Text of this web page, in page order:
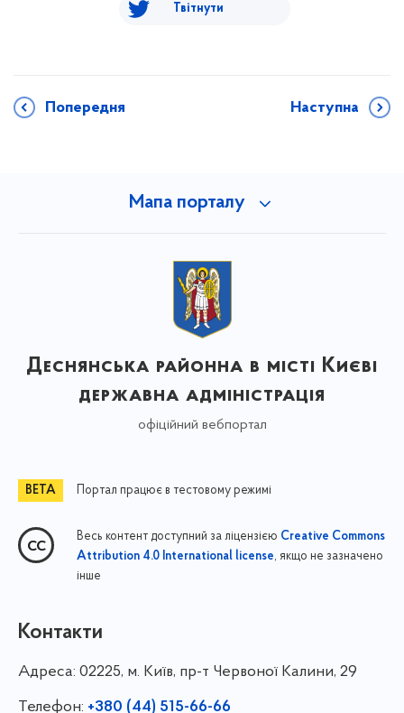
Твітнути
Попередня Наступна
Мапа порталу
Деснянська районна в місті Києві
державна адміністрація
офіційний вебпортал
Портал працює в тестовому режимі
Весь контент доступний за ліцензією Creative Commons
Attribution 4.0 International license, якщо не зазначено
інше
Контакти
Адреса: 02225, м. Київ, пр-т Червоної Калини, 29
Телефон: +380 (44) 515-66-66